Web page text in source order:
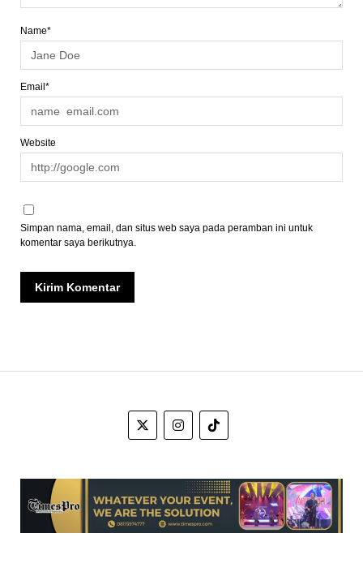
Name*
Email*
Website
Simpan nama, email, dan situs web saya pada peramban ini untuk
komentar saya berikutnya.